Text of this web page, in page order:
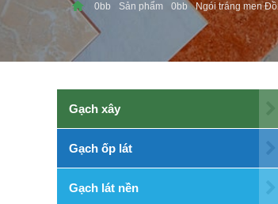
Sản phẩm Ngói tráng men
Gạch xây
Gạch ốp lát
Gạch lát nền